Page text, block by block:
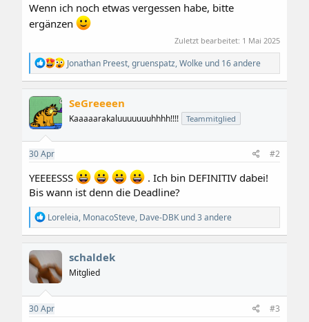
Wenn ich noch etwas vergessen habe, bitte
ergänzen
Zuletzt bearbeitet: 1 Mai 2025
R
e
a
t
n
:
Jonathan Preest,gruenspatz,Wolke und 16 andere
SeGreeeen
Kaaaaarakaluuuuuuuhhhh!!!! Teammitglied
30 Apr #2
YEEEESSS
. Ich bin DEFINITIV dabei!
Bis wann ist denn die Deadline?
R
e
a
k
i
o
n
e
n
Loreleia, MonacoSteve, Dave-DBK und 3 andere
schaldek
Mitglied
30 Apr #3